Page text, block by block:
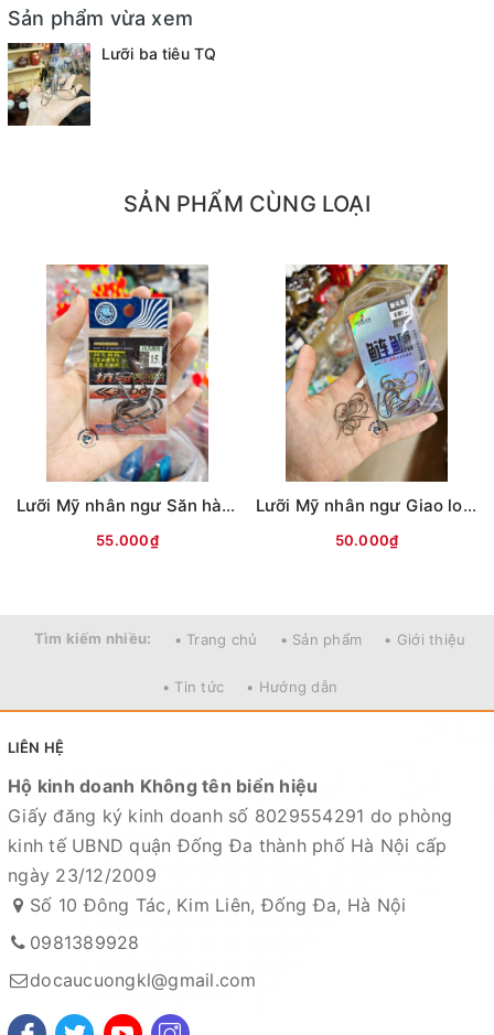
- Với thiết kế đối trọng trên đầu, nó giải quyết vấn đề
lưỡi câu và đối trọng chỉ trong một bước.
- Lưỡi câu rất sắc bén, được đánh bóng tinh xảo và
mịn.
trơn size khủng như mè, rô phi, trê, tra,…
Sản phẩm vừa xem
Lưỡi ba tiêu TQ
SẢN PHẨM CÙNG LOẠI
Lưỡi Mỹ nhân ngư Săn hàng (ĐEN)
55.000₫
Lưỡi Mỹ nhân ngư Giao long có ngạnh (Trắng)
50.000₫
Tìm kiếm nhiều: • Trang chủ • Sản phẩm • Giới thiệu
• Tin tức • Hướng dẫn
LIÊN HỆ
Hộ kinh doanh Không tên biển hiệu
Giấy đăng ký kinh doanh số 8029554291 do phòng
kinh tế UBND quận Đống Đa thành phố Hà Nội cấp
ngày 23/12/2009
Số 10 Đông Tác, Kim Liên, Đống Đa, Hà Nội
0981389928
docaucuongkl@gmail.com